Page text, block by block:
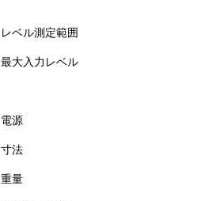
レベル測定範囲
最大入力レベル
電源
寸法
重量